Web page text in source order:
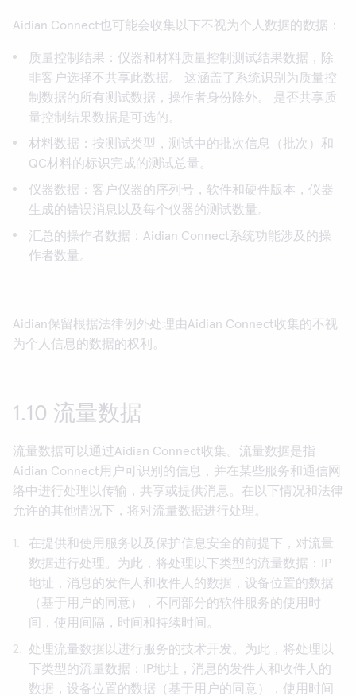
Aidian Connect也可能会收集以下不视为个人数据的数据：
质量控制结果：仪器和材料质量控制测试结果数据，除
非客户选择不共享此数据。 这涵盖了系统识别为质量控
制数据的所有测试数据，操作者身份除外。 是否共享质
量控制结果数据是可选的。
材料数据：按测试类型，测试中的批次信息（批次）和
QC材料的标识完成的测试总量。
仪器数据：客户仪器的序列号，软件和硬件版本，仪器
生成的错误消息以及每个仪器的测试数量。
汇总的操作者数据：Aidian Connect系统功能涉及的操
作者数量。
Aidian保留根据法律例外处理由Aidian Connect收集的不视
为个人信息的数据的权利。
1.10 流量数据
流量数据可以通过Aidian Connect收集。流量数据是指
Aidian Connect用户可识别的信息，并在某些服务和通信网
络中进行处理以传输，共享或提供消息。在以下情况和法律
允许的其他情况下，将对流量数据进行处理。
在提供和使用服务以及保护信息安全的前提下，对流量
数据进行处理。为此，将处理以下类型的流量数据：IP
地址，消息的发件人和收件人的数据，设备位置的数据
（基于用户的同意），不同部分的软件服务的使用时
间，使用间隔，时间和持续时间。
处理流量数据以进行服务的技术开发。为此，将处理以
下类型的流量数据：IP地址，消息的发件人和收件人的
数据，设备位置的数据（基于用户的同意），使用时间